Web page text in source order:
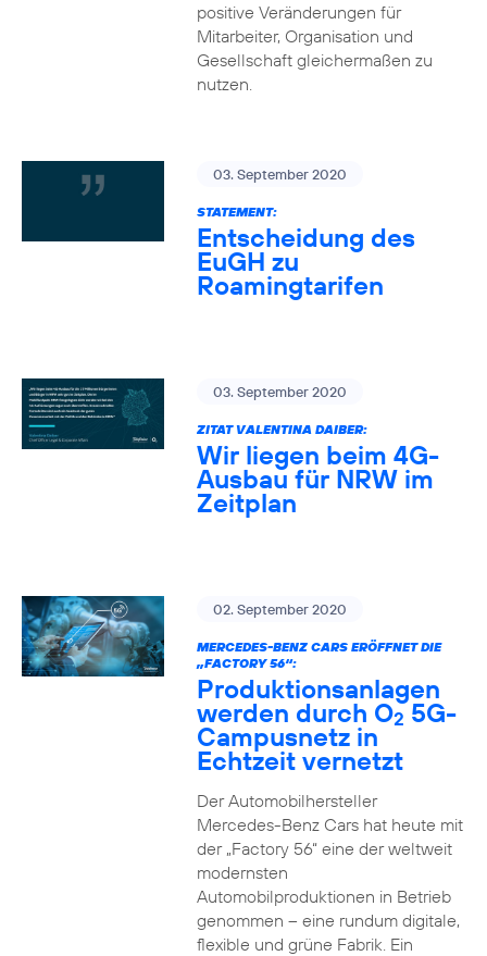
positive Veränderungen für
Mitarbeiter, Organisation und
Gesellschaft gleichermaßen zu
nutzen.
03. September 2020
STATEMENT:
Entscheidung des
EuGH zu
Roamingtarifen
03. September 2020
ZITAT VALENTINA DAIBER:
Wir liegen beim 4G-
Ausbau für NRW im
Zeitplan
02. September 2020
MERCEDES-BENZ CARS ERÖFFNET DIE
„FACTORY 56“:
Produktionsanlagen
werden durch O25G-
Campusnetz in
Echtzeit vernetzt
Der Automobilhersteller
Mercedes-Benz Cars hat heute mit
der „Factory 56“ eine der weltweit
modernsten
Automobilproduktionen in Betrieb
genommen – eine rundum digitale,
flexible und grüne Fabrik. Ein